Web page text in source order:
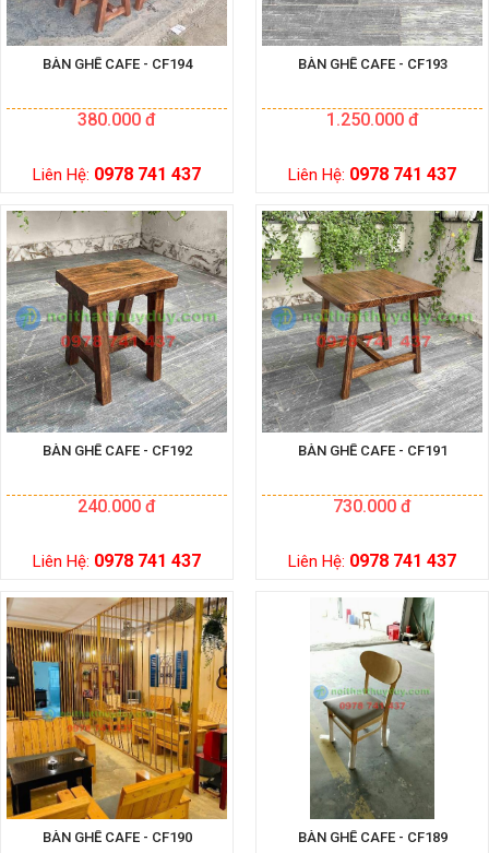
BÀN GHẾ CAFE - CF194
380.000 đ
Liên Hệ: 0978 741 437
BÀN GHẾ CAFE - CF193
1.250.000 đ
Liên Hệ: 0978 741 437
BÀN GHẾ CAFE - CF192
240.000 đ
Liên Hệ: 0978 741 437
BÀN GHẾ CAFE - CF191
730.000 đ
Liên Hệ: 0978 741 437
BÀN GHẾ CAFE - CF190 BÀN GHẾ CAFE - CF189